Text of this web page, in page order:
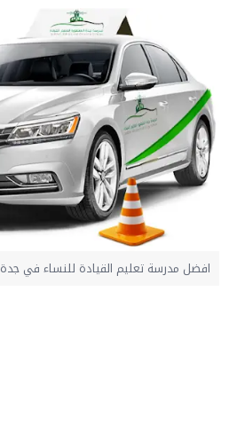
افضل مدرسة تعليم القيادة للنساء في جدة